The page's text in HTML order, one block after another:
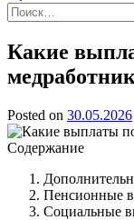
Найти:
Какие
Posted on 30.05.2026
Содержание
Пенсионные
Социальные